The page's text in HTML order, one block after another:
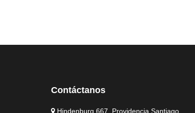
Contáctanos
Hindenburg 667, Providencia Santiago